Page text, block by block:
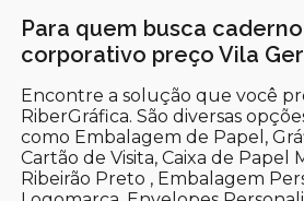
Para quem busca
corporativo preço Vila
Encontre a solução que você
RiberGráfica. São diversas
como Embalagem de Papel,
Cartão de Visita, Caixa de
Ribeirão Preto , Embalagem